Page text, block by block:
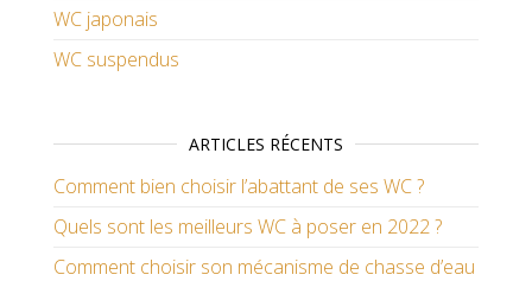
WC japonais
WC suspendus
ARTICLES RÉCENTS
Comment bien choisir l’abattant de ses WC ?
Quels sont les meilleurs WC à poser en 2022 ?
Comment choisir son mécanisme de chasse d’eau